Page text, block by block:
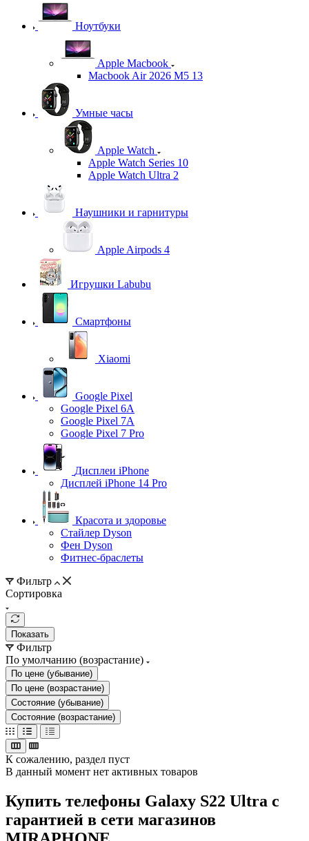
Ноутбуки
Apple Macbook
Macbook Air 2026 M5 13
Умные часы
Apple Watch
Apple Watch Series 10
Apple Watch Ultra 2
Наушники и гарнитуры
Apple Airpods 4
Игрушки Labubu
Смартфоны
Xiaomi
Google Pixel
Google Pixel 6A
Google Pixel 7А
Google Pixel 7 Pro
Дисплеи iPhone
Дисплей iPhone 14 Pro
Красота и здоровье
Стайлер Dyson
Фен Dyson
Фитнес-браслеты
Фильтр
Сортировка
Показать
Фильтр
По умолчанию (возрастание)
По цене (убывание)
По цене (возрастание)
Состояние (убывание)
Состояние (возрастание)
К сожалению, раздел пуст
В данный момент нет активных товаров
Купить телефоны Galaxy S22 Ultra с
гарантией в сети магазинов